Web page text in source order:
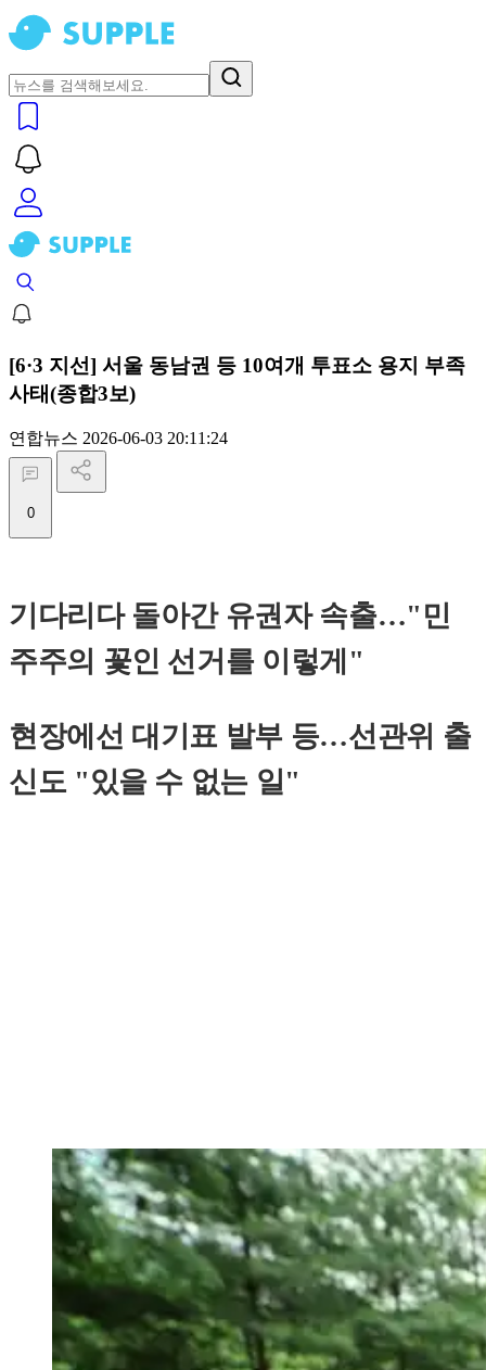
[6·3 지선] 서울 동남권 등 10여개 투표소 용지 부족
사태(종합3보)
연합뉴스 2026-06-03 20:11:24
0
기다리다 돌아간 유권자 속출…"민
주주의 꽃인 선거를 이렇게"
현장에선 대기표 발부 등…선관위 출
신도 "있을 수 없는 일"